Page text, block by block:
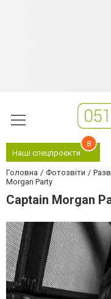
Наші спецпроєкти
8
Головна Фотозвіти
Morgan Party
Captain Morgan